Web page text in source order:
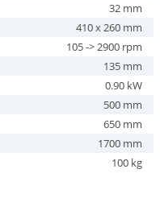
32 mm
410 x 260 mm
105 -> 2900 rpm
135 mm
0.90 kW
500 mm
650 mm
1700 mm
100 kg